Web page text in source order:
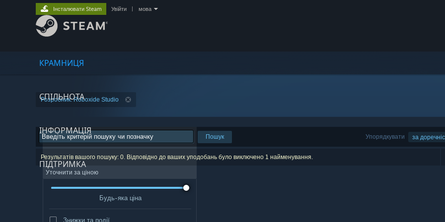
КРАМНИЦЯ
СПІЛЬНОТА
ІНФОРМАЦІЯ
ПІДТРИМКА
Інсталювати Steam Увійти мова
Розробник: Roboxide Studio
Упорядкувати за
Пошук
Результатів вашого пошуку: 0. Відповідно до ваших уподобань було виключено 1 найменування.
Уточнити за ціною
Будь-яка ціна
Знижки та події